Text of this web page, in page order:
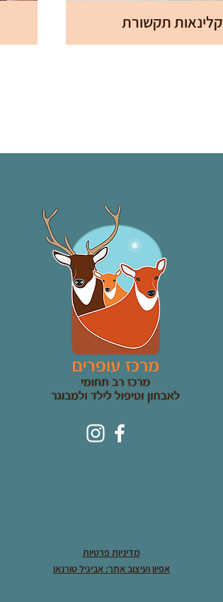
קלינאות תקשורת
מדיניות פרטיות
אפיון ועיצוב אתר: אביגיל טורנאו